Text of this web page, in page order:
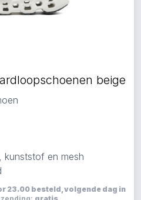
beige
kunststof en mesh
23.00 besteld, volgende dag in